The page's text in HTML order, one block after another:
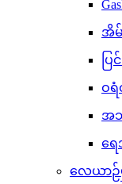
အိမ်
ပ
ဝရံ
အ
ရ
လေယာဉ်